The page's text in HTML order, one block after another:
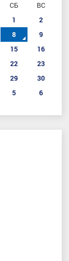
СБ
ВС
1
2
8
9
15
16
22
23
29
30
5 6